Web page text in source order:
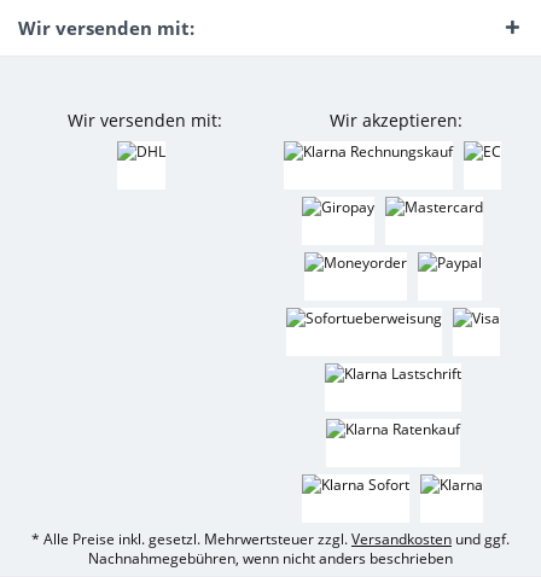
Wir versenden mit:
Wir versenden mit: Wir akzeptieren:
* Alle Preise inkl. gesetzl. Mehrwertsteuer zzgl.Versandkosten und ggf.
Nachnahmegebühren, wenn nicht anders beschrieben